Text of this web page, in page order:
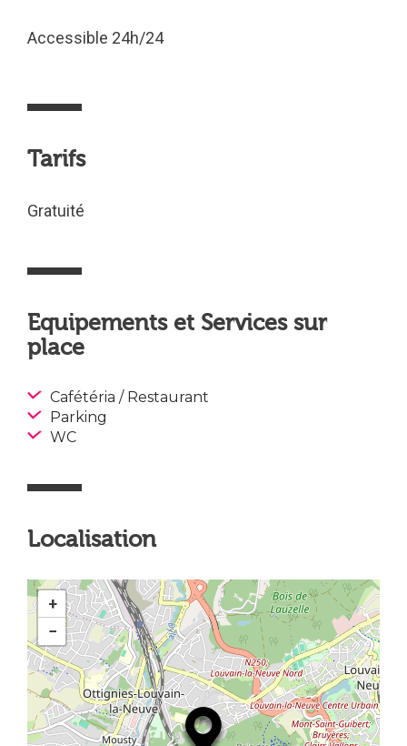
Accessible 24h/24
Tarifs
Gratuité
Equipements et Services sur
place
Cafétéria / Restaurant
Parking
WC
Localisation
+
−